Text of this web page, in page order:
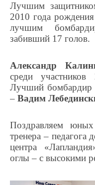
Лучшим
2010 года
лучшим
забивший 17 голов.
Александр
среди
Лучший бомбардир
– Вадим
Поздравляем
тренера – педагога
центра
оглы – с высокими